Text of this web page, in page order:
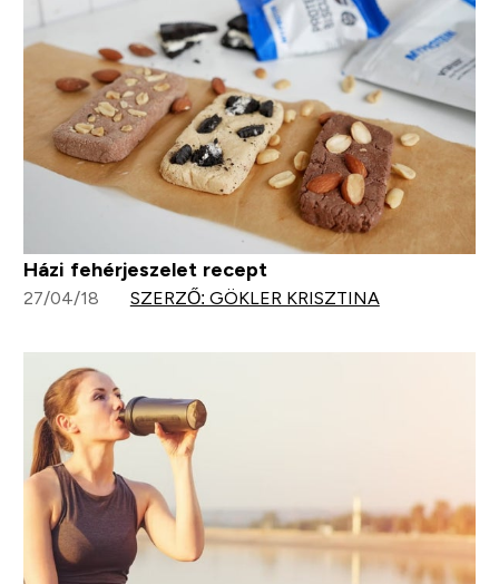
Házi fehérjeszelet recept
27/04/18 SZERZŐ: GÖKLER KRISZTINA